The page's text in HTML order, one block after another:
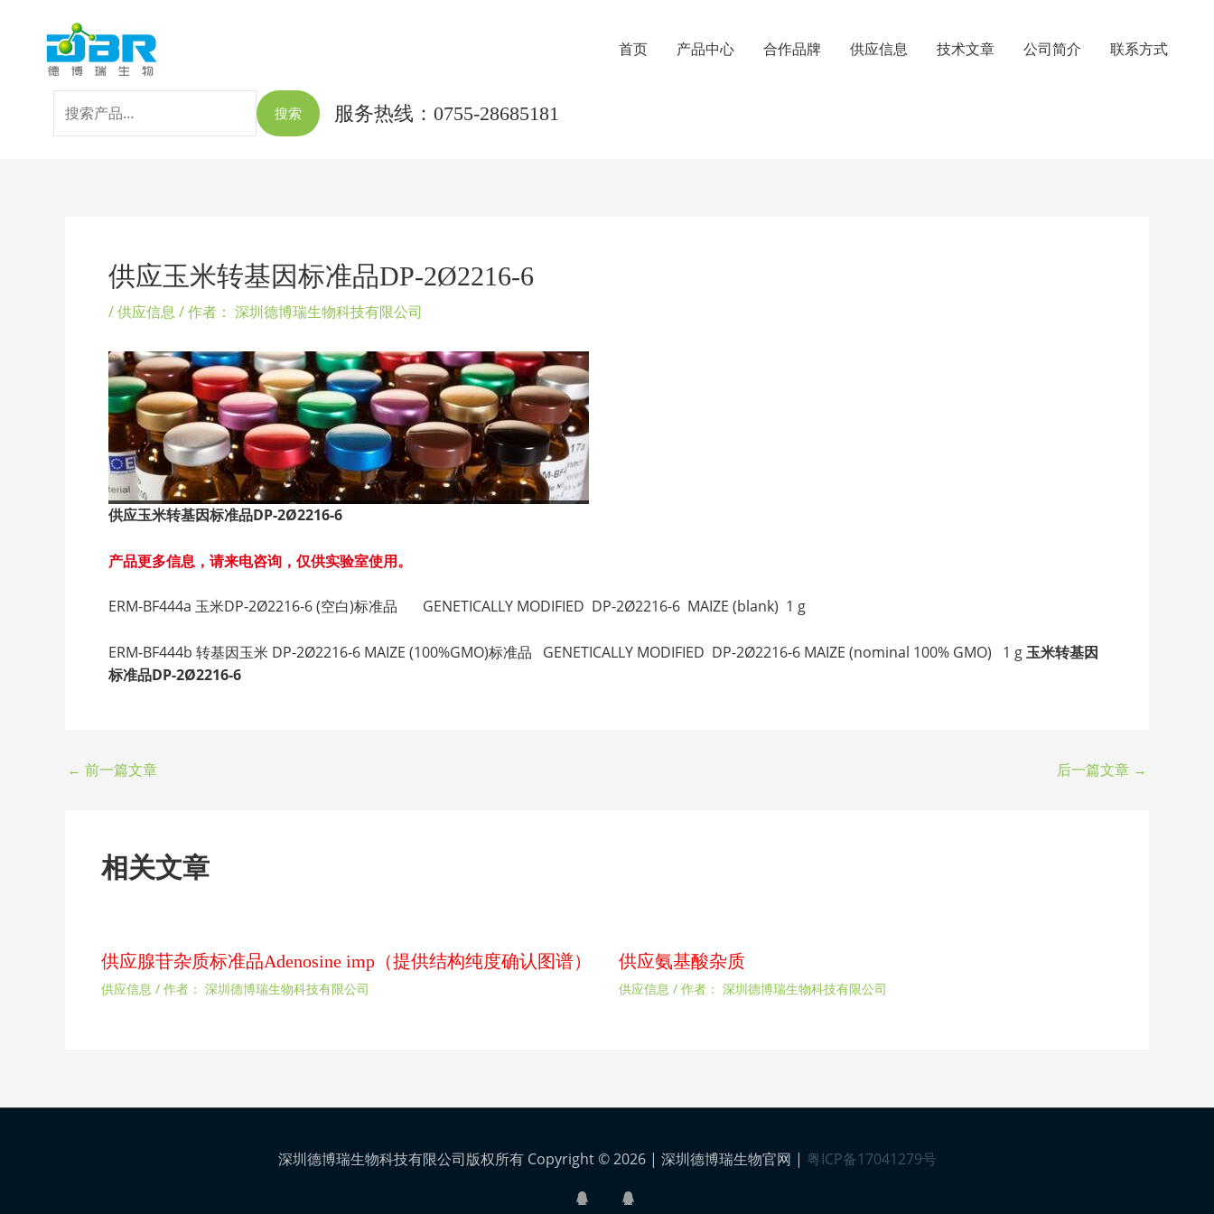
首页 产品中心 合作品牌 供应信息 技术文章 公司简介 联系方式
索：
搜索 服务热线：0755-28685181
供应玉米转基因标准品DP-2Ø2216-6
/供应信息 / 作者： 深圳德博瑞生物科技有限公司
供应玉米转基因标准品DP-2Ø2216-6
产品更多信息，请来电咨询，仅供实验室使用。
ERM-BF444a 玉米DP-2Ø2216-6 (空白)标准品 GENETICALLY MODIFIED DP-2Ø2216-6 MAIZE (blank) 1 g
ERM-BF444b 转基因玉米 DP-2Ø2216-6 MAIZE (100%GMO)标准品 GENETICALLY MODIFIED DP-2Ø2216-6 MAIZE (nominal 100% GMO) 1 g玉米转基因
标准品DP-2Ø2216-6
← 前一篇文章 后一篇文章 →
相关文章
供应腺苷杂质标准品Adenosine imp（提供结构纯度确认图谱）
供应信息 / 作者： 深圳德博瑞生物科技有限公司
供应氨基酸杂质
供应信息 / 作者： 深圳德博瑞生物科技有限公司
深圳德博瑞生物科技有限公司版权所有 Copyright © 2026 | 深圳德博瑞生物官网 | 粤ICP备17041279号